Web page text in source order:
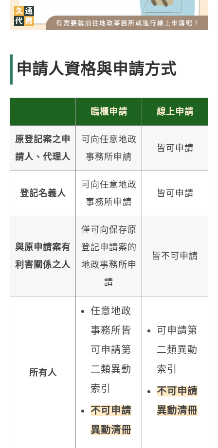
申請人資格與申請方式
臨櫃申請 線上申請
原登記案之申
請人、代理人
可向任意地政
事務所申請
皆可申請
登記名義人
可向任意地政
事務所申請
皆可申請
與原申請案有
利害關係之人
僅可向保存原
登記申請案的
地政事務所申
請
皆不可申請
所有人
任意地政
事務所皆
可申請第
二類異動
索引
不可申請
異動清冊
可申請第
二類異動
索引
不可申請
異動清冊